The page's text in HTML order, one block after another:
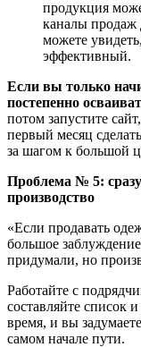
продукция
каналы продаж
можете
эффективный.
Если вы только
постепенно
потом запустите
первый месяц
за шагом к большой
Проблема № 5:
производство
«Если продавать
большое
придумали, но
Работайте с
составляйте список
время, и вы
самом начале пути.